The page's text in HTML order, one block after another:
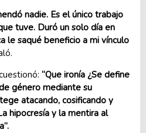
nadie. Es el único trabajo
tuve. Duró un solo día en
le saqué beneficio a mi vínculo
“Que ironía ¿Se define
género mediante su
atacando, cosificando y
hipocresía y la mentira al